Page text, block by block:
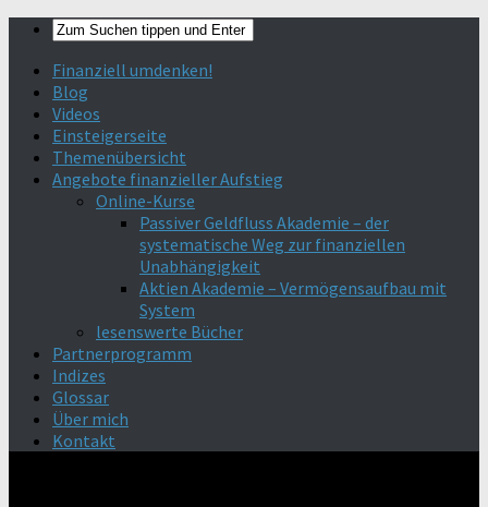
Finanziell umdenken!
Blog
Videos
Einsteigerseite
Themenübersicht
Angebote finanzieller Aufstieg
Online-Kurse
Passiver Geldfluss Akademie – der
systematische Weg zur finanziellen
Unabhängigkeit
Aktien Akademie – Vermögensaufbau mit
System
lesenswerte Bücher
Partnerprogramm
Indizes
Glossar
Über mich
Kontakt